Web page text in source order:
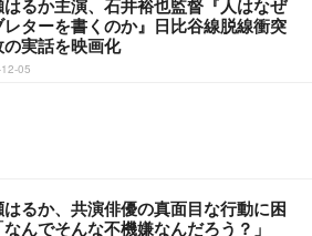
るか主演、石井裕也監督『人はなぜ
レターを書くのか』日比谷線脱線衝突
実話を映画化
05
るか、共演俳優の真面目な行動に困
んでそんな不機嫌なんだろう？」